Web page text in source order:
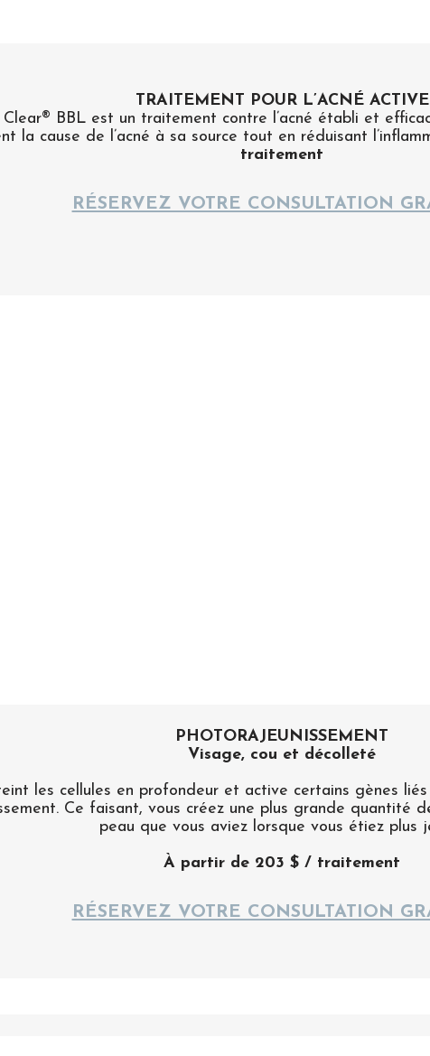
TRAITEMENT POUR L’ACNÉ ACTIVE
BBL est un traitement contre l’acné établi et
la cause de l’acné à sa source tout en réduisant
traitement
RÉSERVEZ VOTRE CONSULTATION
PHOTORAJEUNISSEMENT
Visage, cou et décolleté
les cellules en profondeur et active certains gènes
Ce faisant, vous créez une plus grande quantité
peau que vous aviez lorsque vous étiez plus
À partir de 203 $ / traitement
RÉSERVEZ VOTRE CONSULTATION